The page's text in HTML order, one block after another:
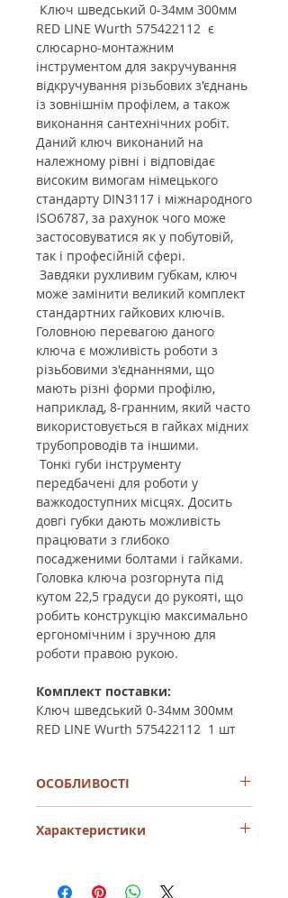
Ключ шведський 0-34мм 300мм
RED LINE Wurth 575422112 є
слюсарно-монтажним
інструментом для закручування
відкручування різьбових з'єднань
із зовнішнім профілем, а також
виконання сантехнічних робіт.
Даний ключ виконаний на
належному рівні і відповідає
високим вимогам німецького
стандарту DIN3117 і міжнародного
ISO6787, за рахунок чого може
застосовуватися як у побутовій,
так і професійній сфері.
Завдяки рухливим губкам, ключ
може замінити великий комплект
стандартних гайкових ключів.
Головною перевагою даного
ключа є можливість роботи з
різьбовими з'єднаннями, що
мають різні форми профілю,
наприклад, 8-гранним, який часто
використовується в гайках мідних
трубопроводів та іншими.
Тонкі губи інструменту
передбачені для роботи у
важкодоступних місцях. Досить
довгі губки дають можливість
працювати з глибоко
посадженими болтами і гайками.
Головка ключа розгорнута під
кутом 22,5 градуси до рукояті, що
робить конструкцію максимально
ергономічним і зручною для
роботи правою рукою.
Комплект поставки:
Ключ шведський 0-34мм 300мм
RED LINE Wurth 575422112 1 шт
ОСОБЛИВОСТІ
Матове хромоване покриття
Характеристики